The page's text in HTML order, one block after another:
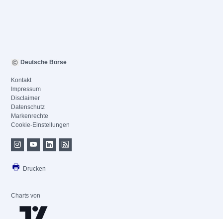
Deutsche Börse
Kontakt
Impressum
Disclaimer
Datenschutz
Markenrechte
Cookie-Einstellungen
Drucken
Charts von